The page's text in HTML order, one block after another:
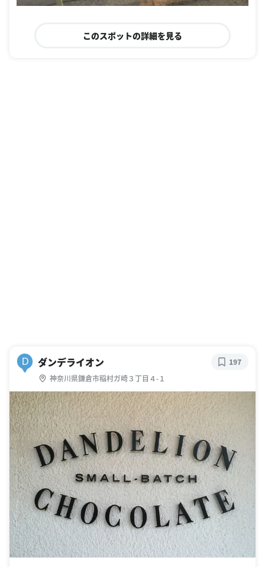
このスポットの詳細を見る
D ダンデライオン
神奈川県鎌倉市稲村ガ崎３丁目４-１
197